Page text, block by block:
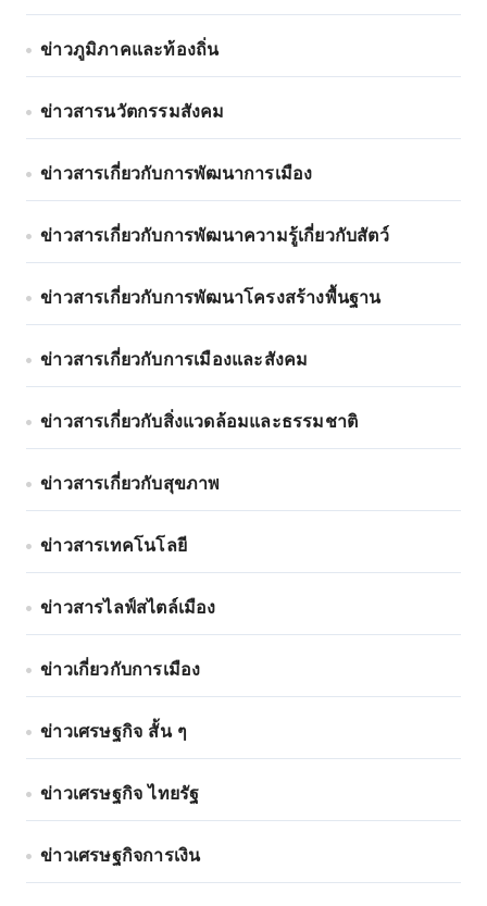
ข่าวภูมิภาคและท้องถิ่น
ข่าวสารนวัตกรรมสังคม
ข่าวสารเกี่ยวกับการพัฒนาการเมือง
ข่าวสารเกี่ยวกับการพัฒนาความรู้เกี่ยวกับสัตว์
ข่าวสารเกี่ยวกับการพัฒนาโครงสร้างพื้นฐาน
ข่าวสารเกี่ยวกับการเมืองและสังคม
ข่าวสารเกี่ยวกับสิ่งแวดล้อมและธรรมชาติ
ข่าวสารเกี่ยวกับสุขภาพ
ข่าวสารเทคโนโลยี
ข่าวสารไลฟ์สไตล์เมือง
ข่าวเกี่ยวกับการเมือง
ข่าวเศรษฐกิจ สั้น ๆ
ข่าวเศรษฐกิจ ไทยรัฐ
ข่าวเศรษฐกิจการเงิน